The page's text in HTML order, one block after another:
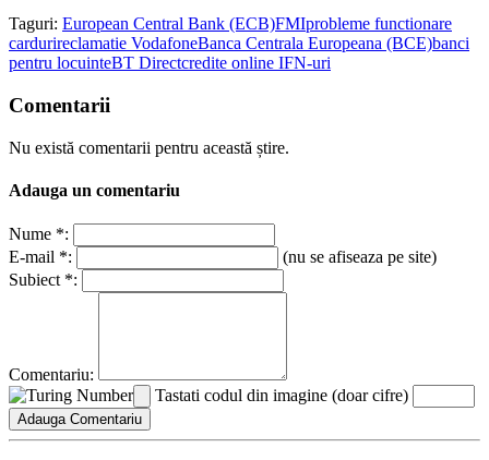
Taguri: European Central Bank (ECB)FMIprobleme functionare
cardurireclamatie VodafoneBanca Centrala Europeana (BCE)banci
pentru locuinteBT Directcredite online IFN-uri
Comentarii
Nu există comentarii pentru această știre.
Adauga un comentariu
Nume *:
E-mail *:
(nu se afiseaza pe site)
Subiect *:
Comentariu:
Tastati codul din imagine (doar cifre)